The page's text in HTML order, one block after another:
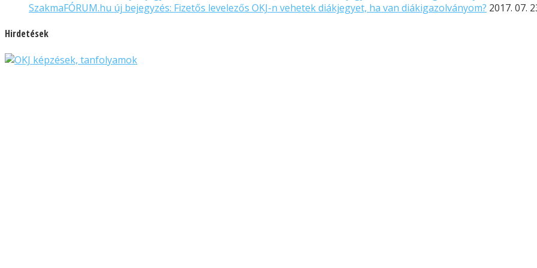
SzakmaFÓRUM.hu új bejegyzés: Fizetős levelezős OKJ-n vehetek diákjegyet, ha van diákigazolványom? 2017. 07.
Hirdetések